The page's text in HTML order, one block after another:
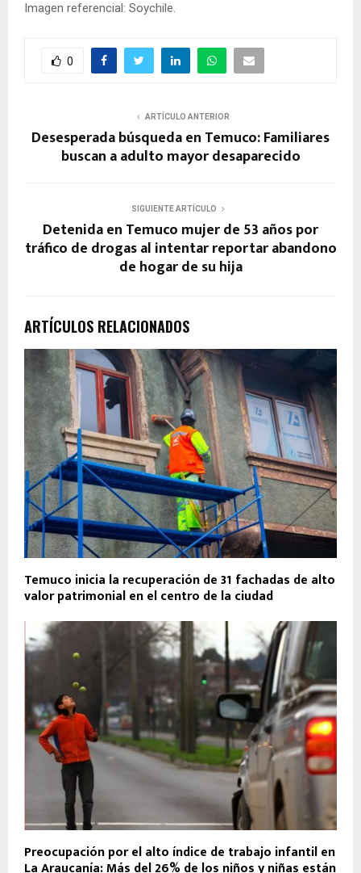
Imagen referencial: Soychile.
0
ARTÍCULO ANTERIOR
Desesperada búsqueda en Temuco: Familiares
buscan a adulto mayor desaparecido
SIGUIENTE ARTÍCULO
Detenida en Temuco mujer de 53 años por
tráfico de drogas al intentar reportar abandono
de hogar de su hija
ARTÍCULOS RELACIONADOS
Temuco inicia la recuperación de 31 fachadas de alto
valor patrimonial en el centro de la ciudad
Preocupación por el alto índice de trabajo infantil en
La Araucanía: Más del 26% de los niños y niñas están